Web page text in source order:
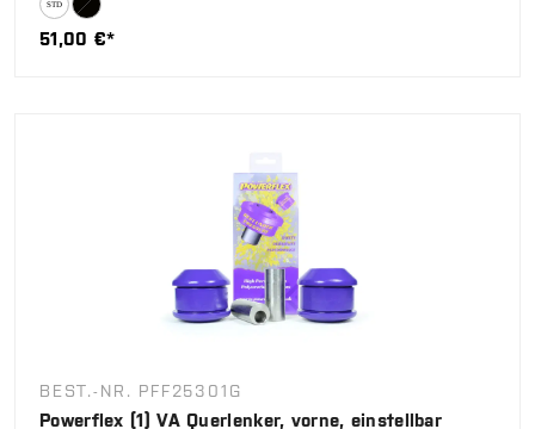
51,00 €*
BEST.-NR. PFF25301G
Powerflex (1) VA Querlenker, vorne, einstellbar